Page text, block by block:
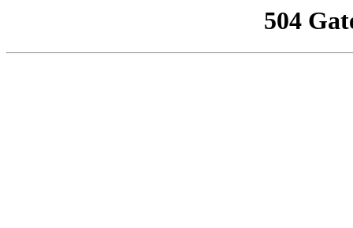
504